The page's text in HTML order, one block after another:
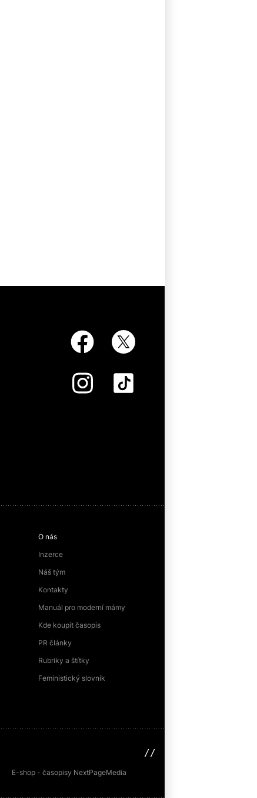
O nás
Inzerce
Náš tým
Kontakty
Manuál pro moderní mámy
Kde koupit časopis
PR články
Rubriky a štítky
Feministický slovník
E-shop - časopisy NextPageMedia